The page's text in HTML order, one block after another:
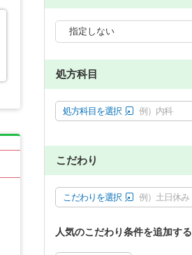
処方科目
処方科目を選択 例）内科
こだわり
こだわりを選択 例）土日休み
人気のこだわり条件を追加する